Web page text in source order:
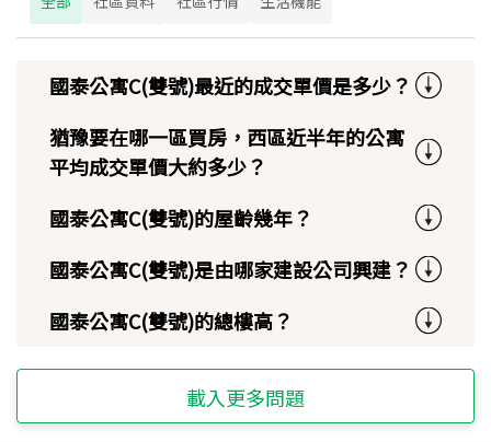
國泰公寓C(雙號)最近的成交單價是多少？
猶豫要在哪一區買房，西區近半年的公寓
平均成交單價大約多少？
國泰公寓C(雙號)的屋齡幾年？
國泰公寓C(雙號)是由哪家建設公司興建？
國泰公寓C(雙號)的總樓高？
載入更多問題